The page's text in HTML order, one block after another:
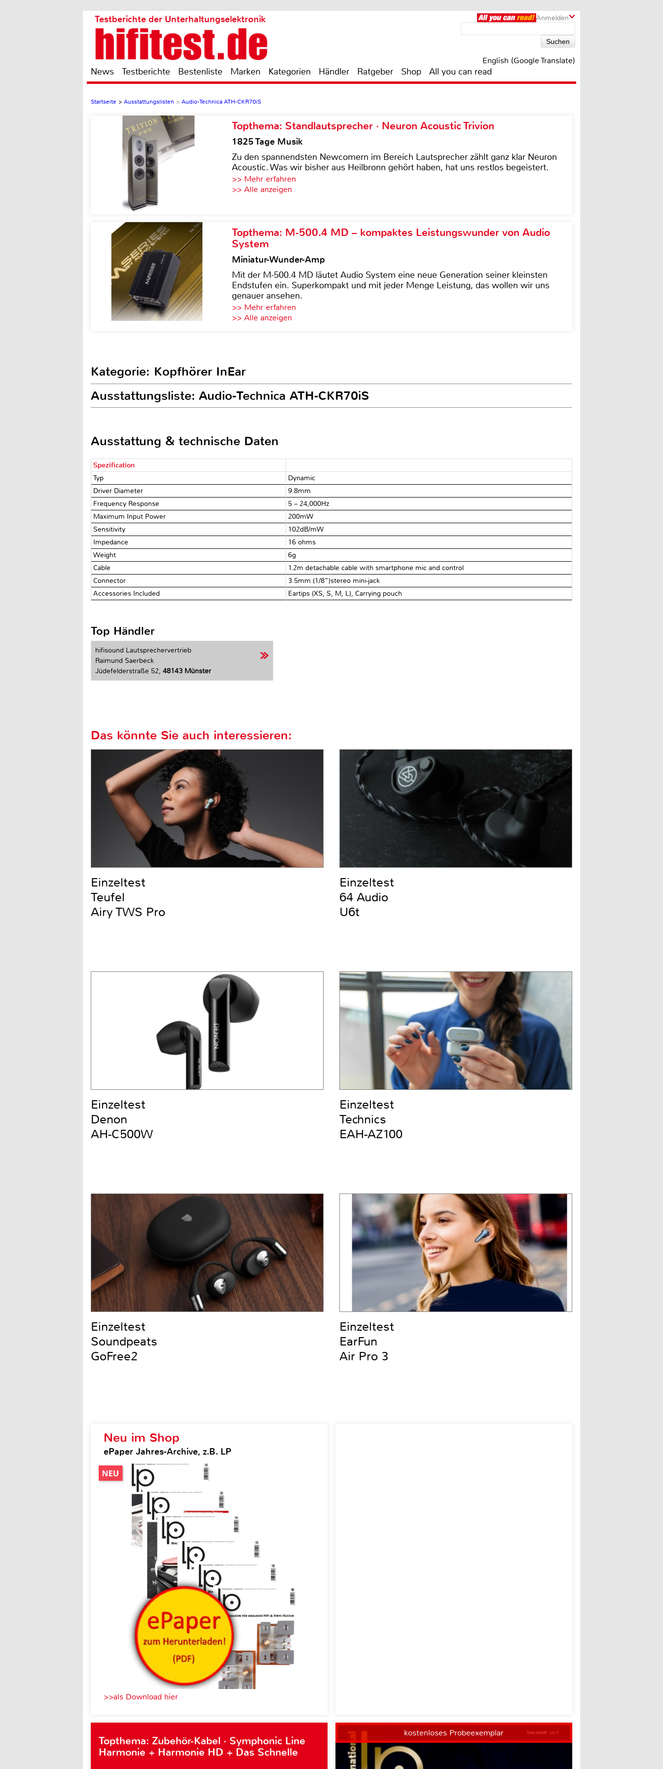
Anmelden
Testberichte der Unterhaltungselektronik
English (Google Translate)
News Testberichte Bestenliste Marken Kategorien Händler Ratgeber Shop All you can read
Startseite > Ausstattungslisten > Audio-Technica ATH-CKR70iS
Topthema: Standlautsprecher · Neuron Acoustic Trivion
1825 Tage Musik
Zu den spannendsten Newcomern im Bereich Lautsprecher zählt ganz klar Neuron
Acoustic. Was wir bisher aus Heilbronn gehört haben, hat uns restlos begeistert.
>> Mehr erfahren
>> Alle anzeigen
Topthema: M-500.4 MD – kompaktes Leistungswunder von Audio
System
Miniatur-Wunder-Amp
Mit der M-500.4 MD läutet Audio System eine neue Generation seiner kleinsten
Endstufen ein. Superkompakt und mit jeder Menge Leistung, das wollen wir uns
genauer ansehen.
>> Mehr erfahren
>> Alle anzeigen
Kategorie: Kopfhörer InEar
Ausstattungsliste: Audio-Technica ATH-CKR70iS
Ausstattung & technische Daten
Spezification
Typ
Dynamic
Driver Diameter
9.8mm
Frequency Response
5 – 24,000Hz
Maximum Input Power
200mW
Sensitivity
102dB/mW
Impedance
16 ohms
Weight
6g
Cable
1.2m detachable cable with smartphone mic and control
Connector
3.5mm (1/8”)stereo mini-jack
Accessories Included
Eartips (XS, S, M, L), Carrying pouch
Top Händler
hifisound Lautsprechervertrieb
Raimund Saerbeck
Jüdefelderstraße 52, 48143 Münster
Neu im Shop
ePaper Jahres-Archive, z.B. LP
>>als Download hier
Topthema: Zubehör-Kabel · Symphonic Line
Harmonie + Harmonie HD + Das Schnelle
kostenloses Probeexemplar
Das könnte Sie auch interessieren:
Einzeltest
Teufel
Airy TWS Pro
Einzeltest
64 Audio
U6t
Einzeltest
Denon
AH-C500W
Einzeltest
Technics
EAH-AZ100
Einzeltest
Soundpeats
GoFree2
Einzeltest
EarFun
Air Pro 3